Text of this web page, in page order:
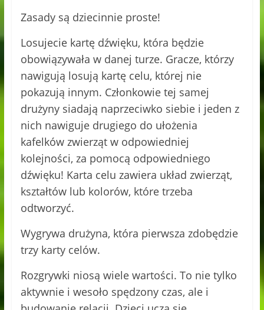
Zasady są dziecinnie proste!
Losujecie kartę dźwięku, która będzie
obowiązywała w danej turze. Gracze, którzy
nawigują losują kartę celu, której nie
pokazują innym. Członkowie tej samej
drużyny siadają naprzeciwko siebie i jeden z
nich nawiguje drugiego do ułożenia
kafelków zwierząt w odpowiedniej
kolejności, za pomocą odpowiedniego
dźwięku! Karta celu zawiera układ zwierząt,
kształtów lub kolorów, które trzeba
odtworzyć.
Wygrywa drużyna, która pierwsza zdobędzie
trzy karty celów.
Rozgrywki niosą wiele wartości. To nie tylko
aktywnie i wesoło spędzony czas, ale i